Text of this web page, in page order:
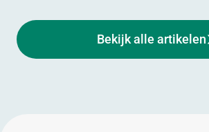
Bekijk alle artikelen